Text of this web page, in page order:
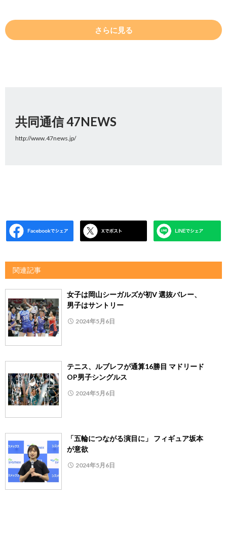
さらに見る
共同通信 47NEWS
http://www.47news.jp/
関連記事
女子は岡山シーガルズが初V 選抜バレー、
男子はサントリー
2024年5月6日
テニス、ルブレフが通算16勝目 マドリード
OP男子シングルス
2024年5月6日
「五輪につながる演目に」 フィギュア坂本
が意欲
2024年5月6日